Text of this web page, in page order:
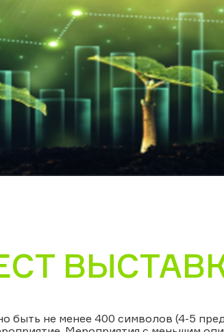
быть не менее 400 символов (4-5